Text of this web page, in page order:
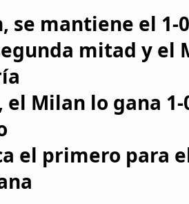
se mantiene el 1-0
mitad y el
Milan lo gana 1-
el primero para